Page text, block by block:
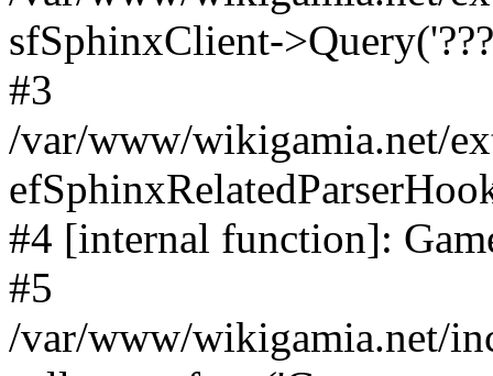
sfSphinxClient-
#3
/var/www/wikigamia.net/
#4 [internal function]:
#5
/var/www/wikigamia.net/